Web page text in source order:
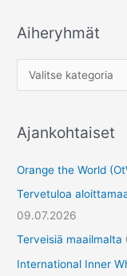
Aiheryhmät
Ajankohtaiset
Orange the World
Tervetuloa
09.07.2026
Terveisiä maailmalta
International Inner